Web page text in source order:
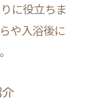
に役立ちま
や入浴後に